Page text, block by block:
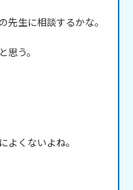
先生に相談するかな。
う。
よくないよね。